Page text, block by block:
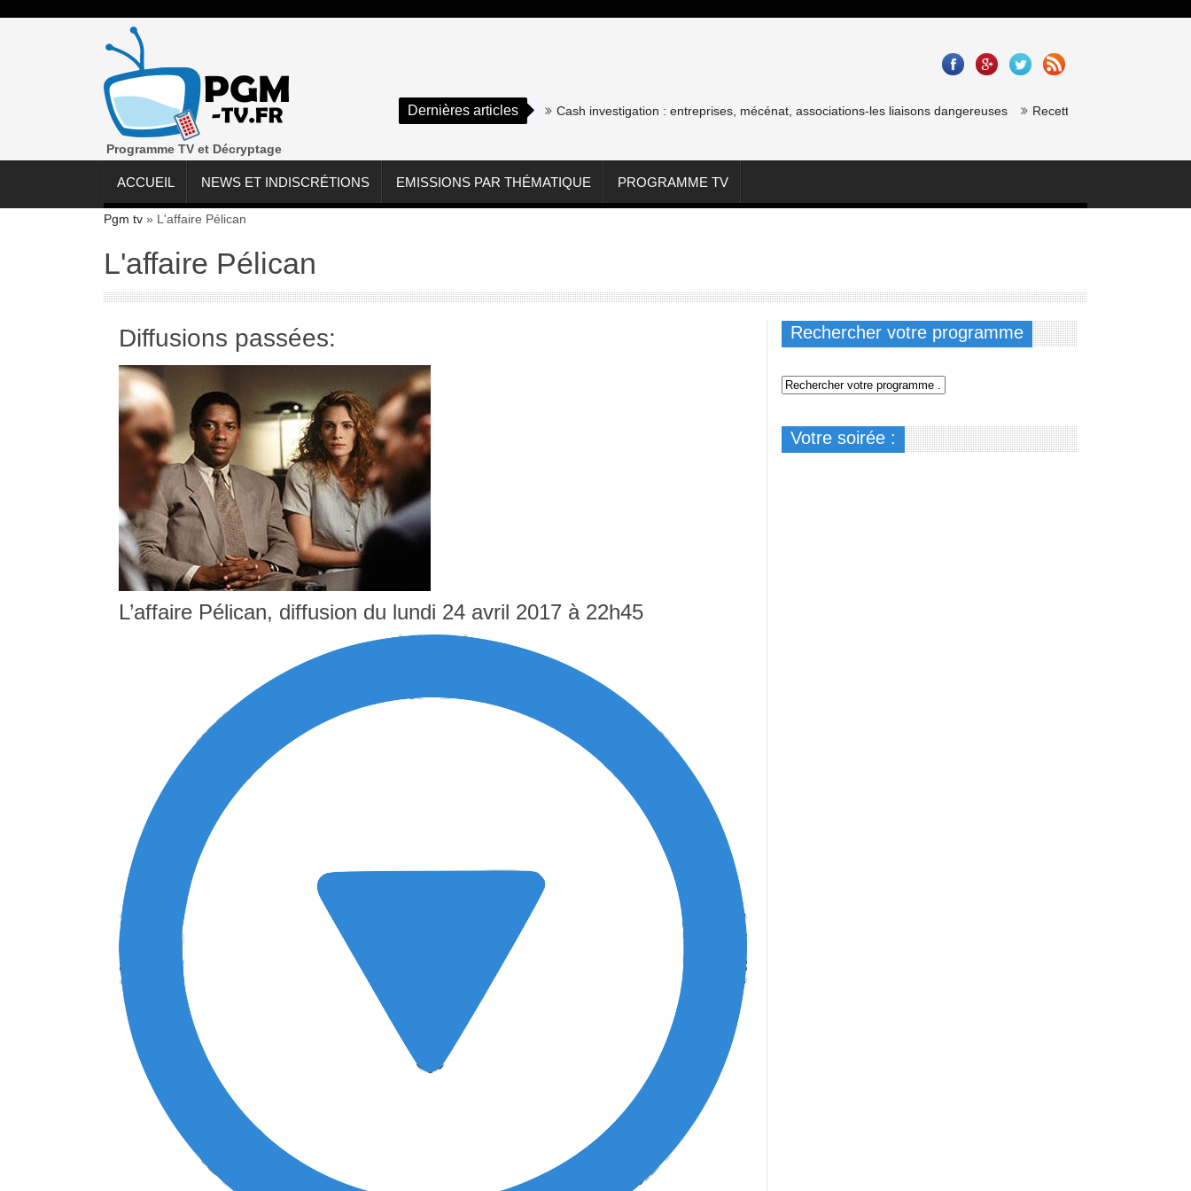
Programme TV et Décryptage
Dernières articles Cash investigation : entreprises, mécénat, associations-les liaisons dangereuses Recette saumon gravlax de
ACCUEIL NEWS ET INDISCRÉTIONS EMISSIONS PAR THÉMATIQUE PROGRAMME TV
Pgm tv » L'affaire Pélican
L'affaire Pélican
Diffusions passées:
L’affaire Pélican, diffusion du lundi 24 avril 2017 à 22h45
Rechercher votre programme
Votre soirée :